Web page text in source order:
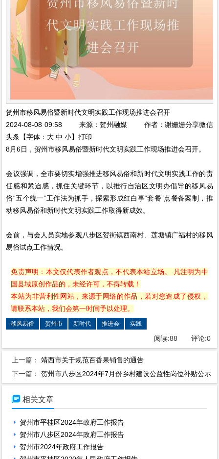
贺州市移风易俗暨新时代文明实践工作现场推进会召开
2024-08-08 09:58 来源：贺州融媒 作者：谢姗姗分享微信
头条【字体：大 中 小】打印
8月6日，贺州市移风易俗暨新时代文明实践工作现场推进会召开。
会议强调，全市要切实增强推进移风易俗和新时代文明实践工作的责
任感和紧迫感，抓住关键环节，以推行自治区文明办倡导的移风易
俗“五个统一”工作法为抓手，探索形成红白事“套餐”点餐备案制，推
动移风易俗和新时代文明实践工作取得新成效。
会前，与会人员实地参观八步区贺街镇西南村、莲塘镇广福村的移风
易俗试点工作情况。
免责声明：本文仅代表作者观点，不代表本站立场。 凡注明为中
国县域原创作品的，未经许可，不得转载！
本站为非营利性网站，来源于网络的作品，若对您造成了侵权，
请联系本站，我们会第一时间予以处理。
移风易俗 贺州市 新时代 推进会 实践
阅读:88 评论:0
上一篇：靖西市关于规范百香果销售的通告
下一篇：贺州市八步区2024年7月份乡村建设公益性岗位补贴公示
 相关文章
贺州市平桂区2024年政府工作报告
贺州市八步区2024年政府工作报告
贺州市2024年政府工作报告